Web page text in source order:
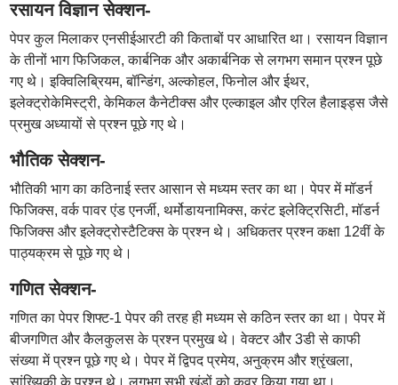
रसायन विज्ञान सेक्शन-
पेपर कुल मिलाकर एनसीईआरटी की किताबों पर आधारित था। रसायन विज्ञान
के तीनों भाग फिजिकल, कार्बनिक और अकार्बनिक से लगभग समान प्रश्न पूछे
गए थे। इक्विलिब्रियम, बॉन्डिंग, अल्कोहल, फिनोल और ईथर,
इलेक्ट्रोकेमिस्ट्री, केमिकल कैनेटीक्स और एल्काइल और एरिल हैलाइड्स जैसे
प्रमुख अध्यायों से प्रश्न पूछे गए थे।
भौतिक सेक्शन-
भौतिकी भाग का कठिनाई स्तर आसान से मध्यम स्तर का था। पेपर में मॉडर्न
फिजिक्स, वर्क पावर एंड एनर्जी, थर्मोडायनामिक्स, करंट इलेक्ट्रिसिटी, मॉडर्न
फिजिक्स और इलेक्ट्रोस्टैटिक्स के प्रश्न थे। अधिकतर प्रश्न कक्षा 12वीं के
पाठ्यक्रम से पूछे गए थे।
गणित सेक्शन-
गणित का पेपर शिफ्ट-1 पेपर की तरह ही मध्यम से कठिन स्तर का था। पेपर में
बीजगणित और कैलकुलस के प्रश्न प्रमुख थे। वेक्टर और 3डी से काफी
संख्या में प्रश्न पूछे गए थे। पेपर में द्विपद प्रमेय, अनुक्रम और श्रृंखला,
सांख्यिकी के प्रश्न थे। लगभग सभी खंडों को कवर किया गया था।